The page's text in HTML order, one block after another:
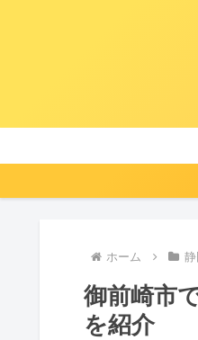
ホーム
御前崎市
を紹介